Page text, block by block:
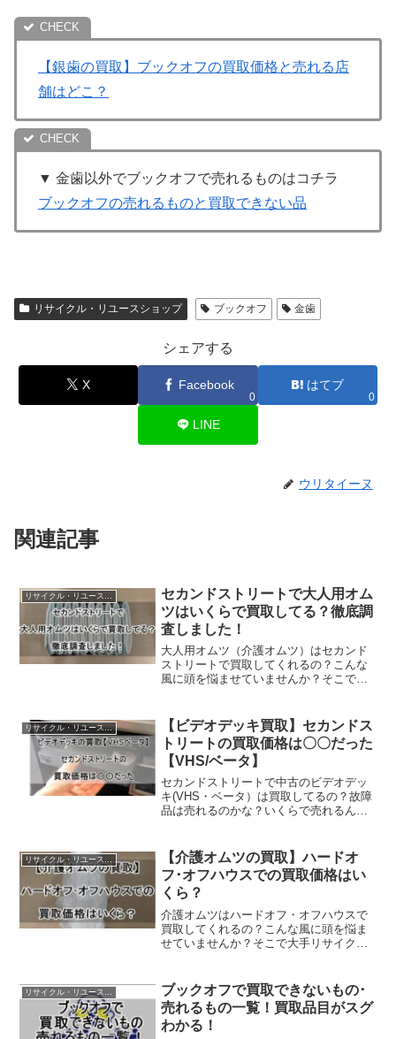
【銀歯の買取】ブックオフの買取価格と売れる店
舗はどこ？
▼ 金歯以外でブックオフで売れるものはコチラ
ブックオフの売れるものと買取できない品
リサイクル・リユースショップ ブックオフ 金歯
シェアする
X Facebook
0
はてブ
0
LINE
ウリタイーヌ
関連記事
セカンドストリートで大人用オム
ツはいくらで買取してる？徹底調
査しました！
大人用オムツ（介護オムツ）はセカンド
ストリートで買取してくれるの？こんな
風に頭を悩ませていませんか？そこで大
か、徹底リサーチしました！この記事で
わかることセカンドストリ...
リサイクル・リユースショップ
【ビデオデッキ買取】セカンドス
トリートの買取価格は〇〇だった
【VHS/ベータ】
セカンドストリートで中古のビデオデッ
キ(VHS・ベータ）は買取してるの？故障
品は売れるのかな？いくらで売れるんだ
店舗を徹底調査し、ビデオデッキの買取
についてわかりやすく...
リサイクル・リユースショップ
【介護オムツの買取】ハードオ
フ･オフハウスでの買取価格はい
くら？
介護オムツはハードオフ・オフハウスで
買取してくれるの？こんな風に頭を悩ま
せていませんか？そこで大手リサイクル
サーチしました！この記事でわかること
ハードオフ・オフハウスで...
ブックオフで買取できないもの･
売れるもの一覧！買取品目がスグ
わかる！